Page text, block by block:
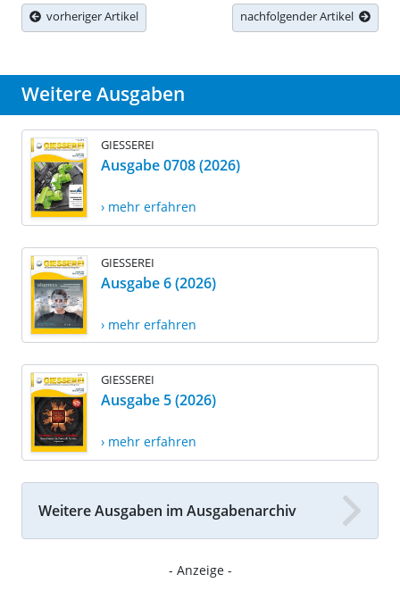
vorheriger Artikel nachfolgender Artikel
Weitere Ausgaben
GIESSEREI
Ausgabe 0708 (2026)
› mehr erfahren
GIESSEREI
Ausgabe 6 (2026)
› mehr erfahren
GIESSEREI
Ausgabe 5 (2026)
› mehr erfahren
Weitere Ausgaben im Ausgabenarchiv
- Anzeige -